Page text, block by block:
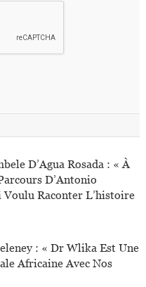
D’Agua Rosada : « À
D’Antonio
Voulu Raconter L’histoire
: « Dr Wlika Est Une
Africaine Avec Nos